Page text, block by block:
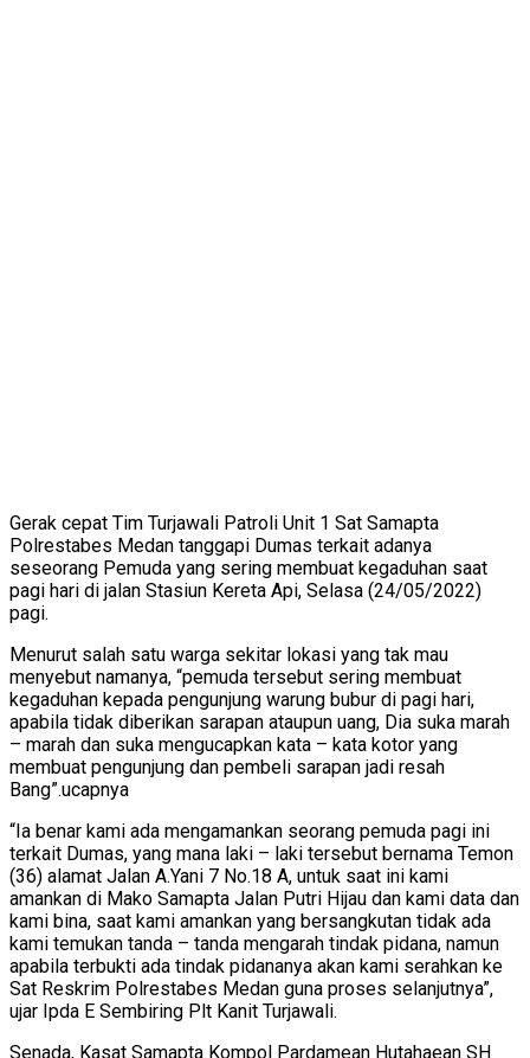
Gerak cepat Tim Turjawali Patroli Unit 1 Sat Samapta
Polrestabes Medan tanggapi Dumas terkait adanya
seseorang Pemuda yang sering membuat kegaduhan saat
pagi hari di jalan Stasiun Kereta Api, Selasa (24/05/2022)
pagi.
Menurut salah satu warga sekitar lokasi yang tak mau
menyebut namanya, “pemuda tersebut sering membuat
kegaduhan kepada pengunjung warung bubur di pagi hari,
apabila tidak diberikan sarapan ataupun uang, Dia suka marah
– marah dan suka mengucapkan kata – kata kotor yang
membuat pengunjung dan pembeli sarapan jadi resah
Bang”.ucapnya
“Ia benar kami ada mengamankan seorang pemuda pagi ini
terkait Dumas, yang mana laki – laki tersebut bernama Temon
(36) alamat Jalan A.Yani 7 No.18 A, untuk saat ini kami
amankan di Mako Samapta Jalan Putri Hijau dan kami data dan
kami bina, saat kami amankan yang bersangkutan tidak ada
kami temukan tanda – tanda mengarah tindak pidana, namun
apabila terbukti ada tindak pidananya akan kami serahkan ke
Sat Reskrim Polrestabes Medan guna proses selanjutnya”,
ujar Ipda E Sembiring Plt Kanit Turjawali.
Senada, Kasat Samapta Kompol Pardamean Hutahaean SH